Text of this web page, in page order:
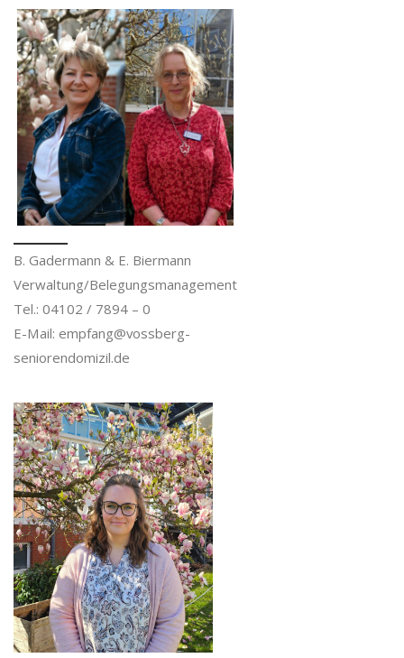
B. Gadermann & E. Biermann
Verwaltung/Belegungsmanagement
Tel.: 04102 / 7894 – 0
E-Mail: empfang@vossberg-
seniorendomizil.de